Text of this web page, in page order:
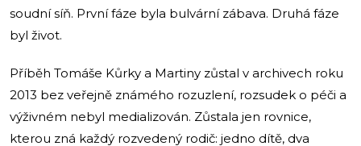
soudní síň. První fáze byla bulvární zábava. Druhá fáze
byl život.
Příběh Tomáše Kůrky a Martiny zůstal v archivech roku
2013 bez veřejně známého rozuzlení, rozsudek o péči a
výživném nebyl medializován. Zůstala jen rovnice,
kterou zná každý rozvedený rodič: jedno dítě, dva